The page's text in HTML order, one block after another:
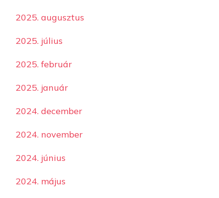
2025. augusztus
2025. július
2025. február
2025. január
2024. december
2024. november
2024. június
2024. május